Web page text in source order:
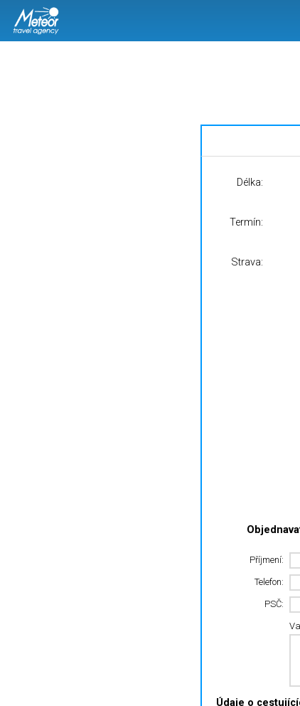
Délka:
Termín:
Strava:
Příjmení:
Telefon:
PSČ:
Údaje o